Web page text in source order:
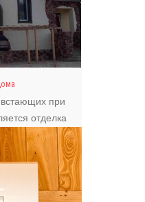
при
отделка